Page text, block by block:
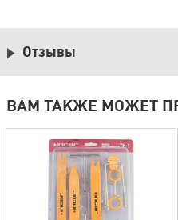
Отзывы
ВАМ ТАКЖЕ МОЖЕТ